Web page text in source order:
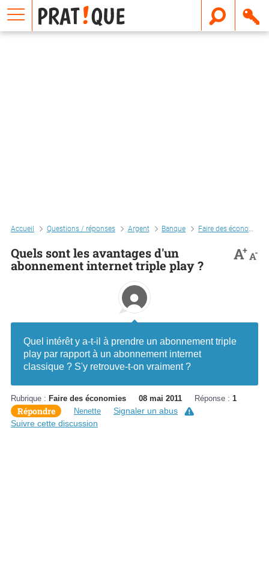
Accueil Questions / réponses Argent Banque Faire des économies
Quels sont les avantages d'un
abonnement internet triple play ?
A+A-
Quel intérêt y a-t-il à prendre un abonnement triple
play par rapport à un abonnement internet
classique ? S'y retrouve-t-on vraiment ?
Rubrique : Faire des économies 08 mai 2011 Réponse : 1
Répondre Nenette
Signaler un abus
Suivre cette discussion
E
m
a